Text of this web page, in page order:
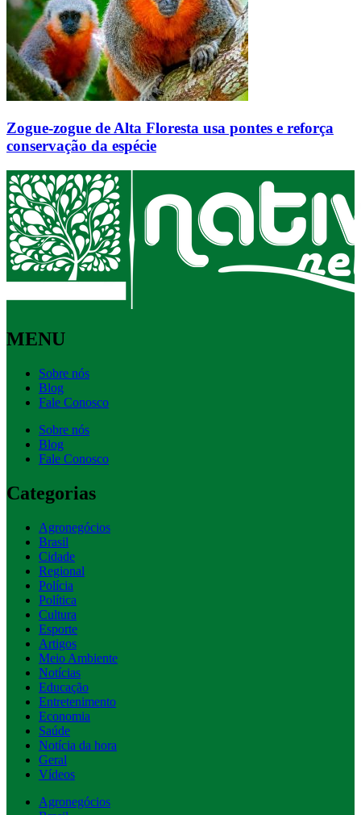
Zogue-zogue de Alta Floresta usa pontes e reforça
conservação da espécie
MENU
Sobre nós
Blog
Fale Conosco
Sobre nós
Blog
Fale Conosco
Categorias
Agronegócios
Brasil
Cidade
Regional
Polícia
Política
Cultura
Esporte
Artigos
Meio Ambiente
Notícias
Educação
Entretenimento
Economia
Saúde
Notícia da hora
Geral
Vídeos
Agronegócios